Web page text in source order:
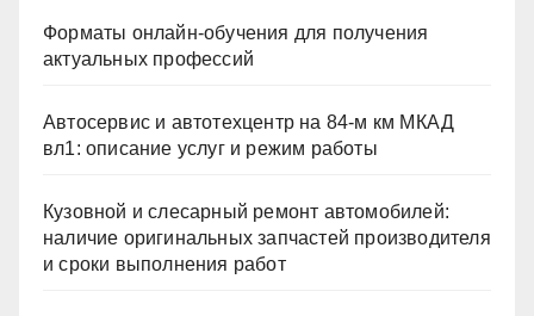
Форматы онлайн-обучения для получения
актуальных профессий
Автосервис и автотехцентр на 84-м км МКАД
вл1: описание услуг и режим работы
Кузовной и слесарный ремонт автомобилей:
наличие оригинальных запчастей производителя
и сроки выполнения работ